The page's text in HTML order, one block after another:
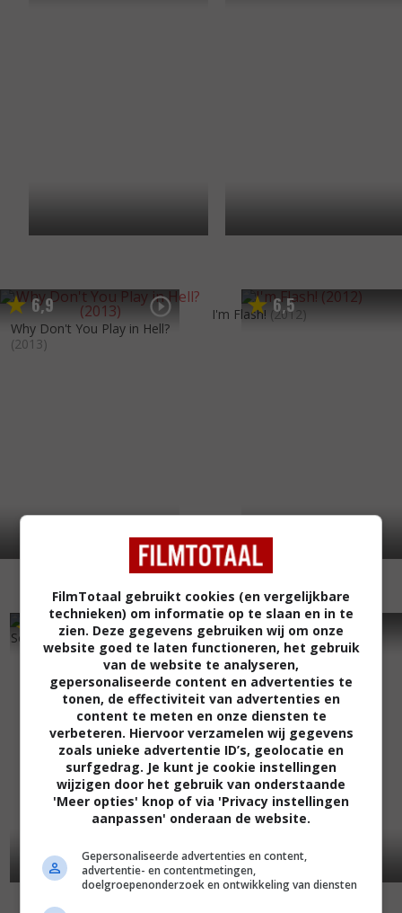
6,9
Why Don't You Play in Hell?
(2013)
6,5
I'm Flash! (2012)
7
Scabbard Samurai (2010) 6,4
Kûki ningyô (2009)
FilmTotaal gebruikt cookies (en vergelijkbare
technieken) om informatie op te slaan en in te
zien. Deze gegevens gebruiken wij om onze
website goed te laten functioneren, het gebruik
van de website te analyseren,
gepersonaliseerde content en advertenties te
tonen, de effectiviteit van advertenties en
content te meten en onze diensten te
verbeteren. Hiervoor verzamelen wij gegevens
zoals unieke advertentie ID’s, geolocatie en
surfgedrag. Je kunt je cookie instellingen
wijzigen door het gebruik van onderstaande
'Meer opties' knop of via 'Privacy instellingen
aanpassen' onderaan de website.
Gepersonaliseerde advertenties en content,
advertentie- en contentmetingen,
doelgroepenonderzoek en ontwikkeling van diensten